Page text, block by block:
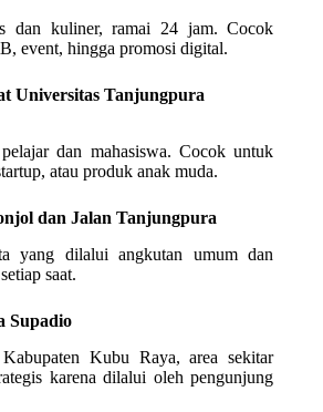
dan kuliner, ramai 24 jam. Cocok
event, hingga promosi digital.
Universitas Tanjungpura
dan mahasiswa. Cocok untuk
atau produk anak muda.
dan Jalan Tanjungpura
yang dilalui angkutan umum dan
saat.
Supadio
Kubu Raya, area sekitar
karena dilalui oleh pengunjung